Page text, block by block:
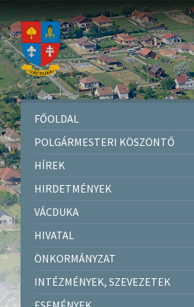
FŐOLDAL
POLGÁRMESTERI KÖSZÖNTŐ
HÍREK
HIRDETMÉNYEK
VÁCDUKA
HIVATAL
ÖNKORMÁNYZAT
INTÉZMÉNYEK, SZEVEZETEK